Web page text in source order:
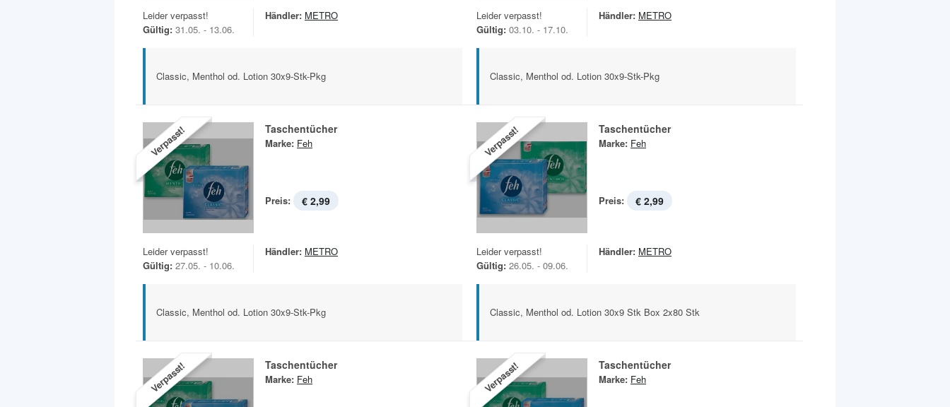
Leider verpasst!
Gültig: 31.05. - 13.06.
Händler: METRO
Classic, Menthol od. Lotion 30x9-Stk-Pkg
Leider verpasst!
Gültig: 03.10. - 17.10.
Händler: METRO
Classic, Menthol od. Lotion 30x9-Stk-Pkg
Verpasst! Taschentücher
Marke: Feh
Preis: € 2,99
Leider verpasst!
Gültig: 27.05. - 10.06.
Händler: METRO
Classic, Menthol od. Lotion 30x9-Stk-Pkg
Verpasst! Taschentücher
Marke: Feh
Preis: € 2,99
Leider verpasst!
Gültig: 26.05. - 09.06.
Händler: METRO
Classic, Menthol od. Lotion 30x9 Stk Box 2x80 Stk
Verpasst! Taschentücher
Marke: Feh Verpasst! Taschentücher
Marke: Feh